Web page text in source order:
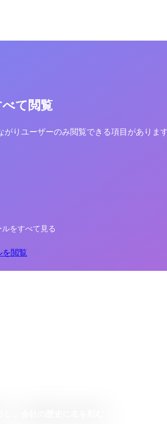
て閲覧
がりユーザーのみ閲覧できる項目がありま
をすべて見る
を閲覧